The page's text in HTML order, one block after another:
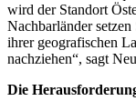
wird der Standort
Nachbarländer
ihrer geografischen
nachziehen“, sagt
Die